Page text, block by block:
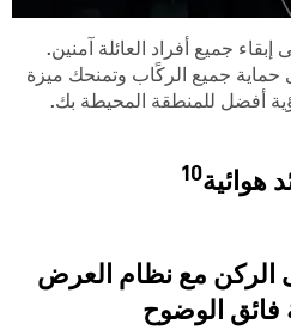
جميع أفراد العائلة آمنين.
حماية جميع الركًاب وتمنحك ميزة
أفضل للمنطقة المحيطة بك.
10
الركن مع نظام العرض